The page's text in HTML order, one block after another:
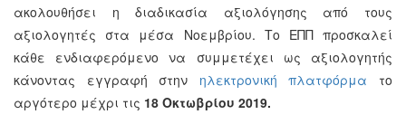
ακολουθήσει η διαδικασία αξιολόγησης από τους
αξιολογητές στα μέσα Νοεμβρίου. Το ΕΠΠ προσκαλεί
κάθε ενδιαφερόμενο να συμμετέχει ως αξιολογητής
κάνοντας εγγραφή στην ηλεκτρονική πλατφόρμα το
αργότερο μέχρι τις 18 Οκτωβρίου 2019.